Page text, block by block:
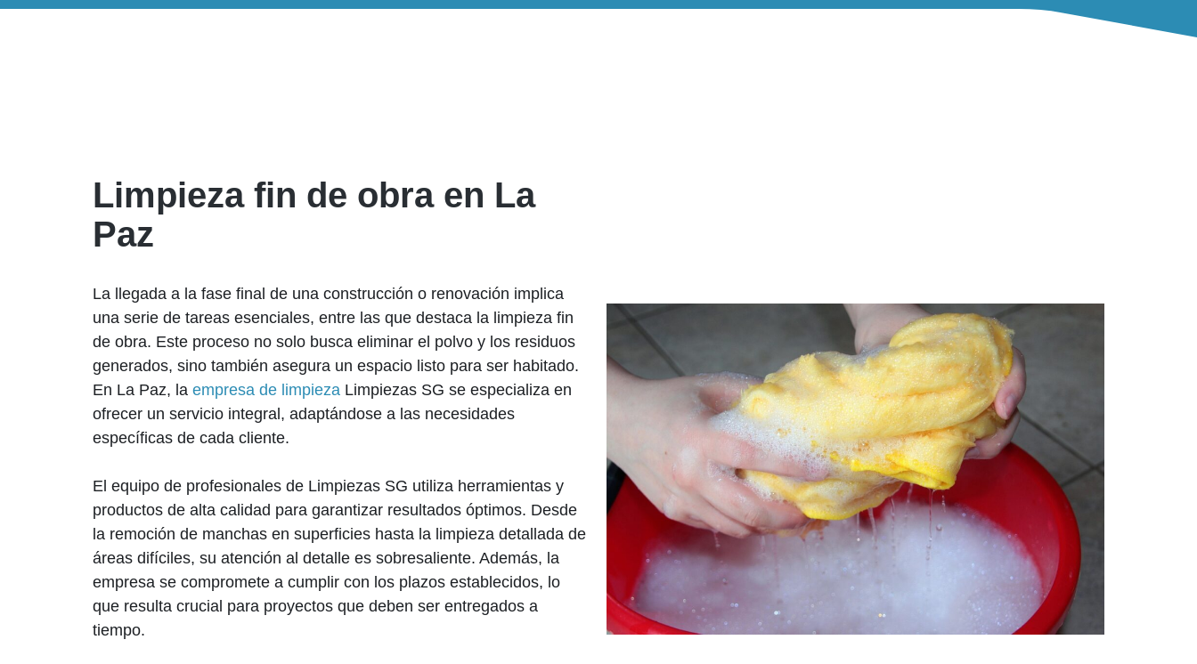
Limpieza fin de obra en La
Paz
La llegada a la fase final de una construcción o renovación implica
una serie de tareas esenciales, entre las que destaca la limpieza fin
de obra. Este proceso no solo busca eliminar el polvo y los residuos
generados, sino también asegura un espacio listo para ser habitado.
En La Paz, la empresa de limpieza Limpiezas SG se especializa en
ofrecer un servicio integral, adaptándose a las necesidades
específicas de cada cliente.
El equipo de profesionales de Limpiezas SG utiliza herramientas y
productos de alta calidad para garantizar resultados óptimos. Desde
la remoción de manchas en superficies hasta la limpieza detallada de
áreas difíciles, su atención al detalle es sobresaliente. Además, la
empresa se compromete a cumplir con los plazos establecidos, lo
que resulta crucial para proyectos que deben ser entregados a
tiempo.